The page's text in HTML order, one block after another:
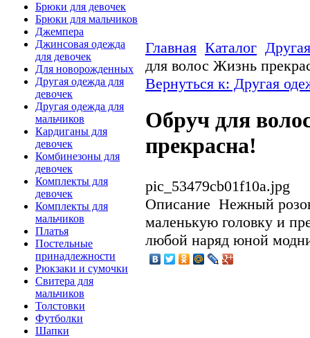
Брюки для девочек
Брюки для мальчиков
Джемпера
Джинсовая одежда
для девочек
Для новорожденных
Другая одежда для
девочек
Другая одежда для
мальчиков
Кардиганы для
девочек
Комбинезоны для
девочек
Комплекты для
девочек
Комплекты для
мальчиков
Платья
Постельные
принадлежности
Рюкзаки и сумочки
Свитера для
мальчиков
Толстовки
Футболки
Шапки
Главная Каталог
для волос Жизнь
Вернуться к: Другая
Обруч для
прекрасна!
pic_53479cb01f10a.jpg
Описание Нежный
маленькую головку и
любой наряд юной